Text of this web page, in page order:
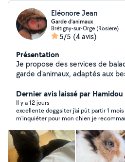
Eléonore Jean
Garde d’animaux
Brétigny-sur-Orge (Rosiere)
5/5 (4 avis)
Présentation
Je propose des services de
garde d'animaux, adaptés aux
confort en l'absence de leurs
sérieux, douceur et attention.
Dernier avis laissé par
Il y a 12 jours
excellente doggsiter j'ai pût partir 1
m'inquiéter pour mon chien je